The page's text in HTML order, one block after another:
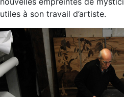
utiles à son travail d’artiste.